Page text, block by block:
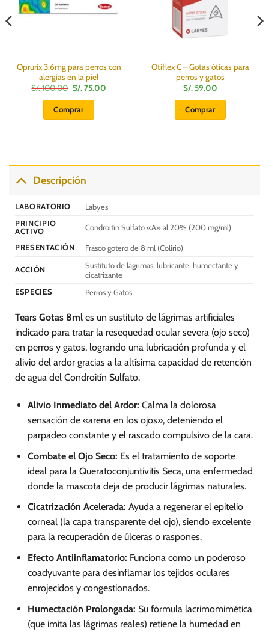
Oprurix 3.6mg para perros con
alergias en la piel
S/.100.00 El
precio
original
era:
S/.
S/.75.00El
Comprar
Otiflex C – Gotas óticas para
perros y gatos
S/.59.00
Comprar
Descripción
LABORATORIO
Labyes
PRINCIPIO
ACTIVO
Condroitín Sulfato «A» al 20% (200 mg/ml)
PRESENTACIÓN Frasco gotero de 8 ml (Colirio)
ACCIÓN
Sustituto de lágrimas, lubricante, humectante y
cicatrizante
ESPECIES
Perros y Gatos
Tears Gotas 8ml es un sustituto de lágrimas artificiales
indicado para tratar la resequedad ocular severa (ojo seco)
en perros y gatos, logrando una lubricación profunda y el
alivio del ardor gracias a la altísima capacidad de retención
de agua del Condroitín Sulfato.
Alivio Inmediato del Ardor: Calma la dolorosa
sensación de «arena en los ojos», deteniendo el
parpadeo constante y el rascado compulsivo de la cara.
Combate el Ojo Seco: Es el tratamiento de soporte
ideal para la Queratoconjuntivitis Seca, una enfermedad
donde la mascota deja de producir lágrimas naturales.
Cicatrización Acelerada: Ayuda a regenerar el epitelio
corneal (la capa transparente del ojo), siendo excelente
para la recuperación de úlceras o raspones.
Efecto Antiinflamatorio: Funciona como un poderoso
coadyuvante para desinflamar los tejidos oculares
enrojecidos y congestionados.
Humectación Prolongada: Su fórmula lacrimomimética
(que imita las lágrimas reales) retiene la humedad en